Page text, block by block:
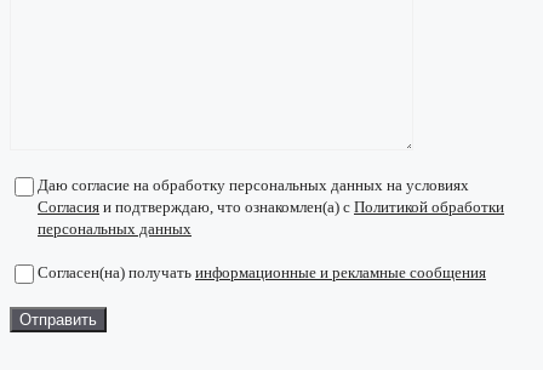
Даю согласие на обработку персональных данных на условиях
Согласия и подтверждаю, что ознакомлен(а) с Политикой обработки
персональных данных
Согласен(на) получать информационные и рекламные сообщения